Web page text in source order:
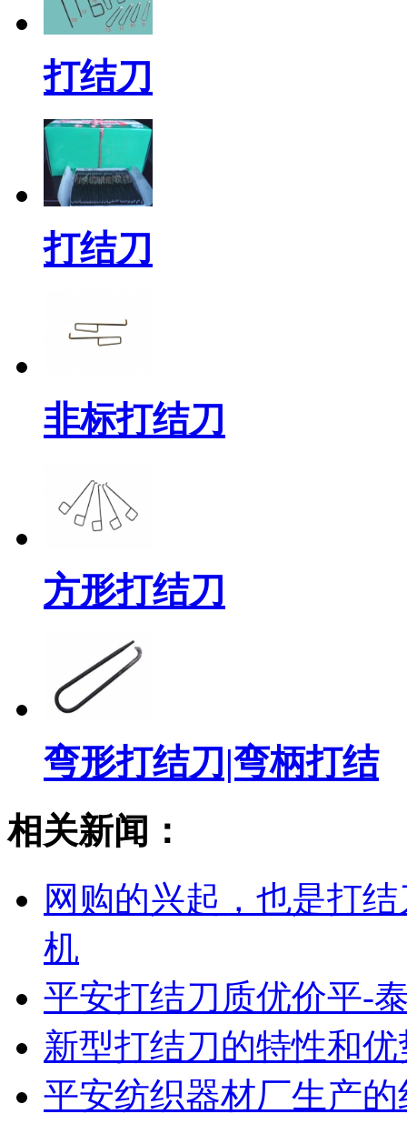
打结刀
打结刀
非标打结刀
方形打结刀
弯形打结刀|弯柄打结
相关新闻：
网购的兴起，也是打
机
平安打结刀质优价平-
新型打结刀的特性和
平安纺织器材厂生产